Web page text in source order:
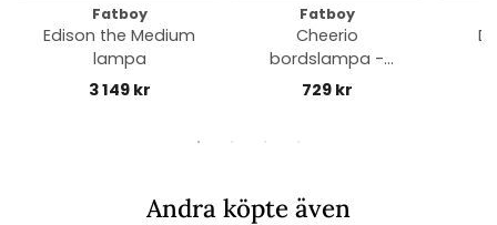
Fatboy
Edison the Medium
lampa
3 149 kr
Fatboy
Cheerio
bordslampa -
desert
729 kr
Andra köpte även